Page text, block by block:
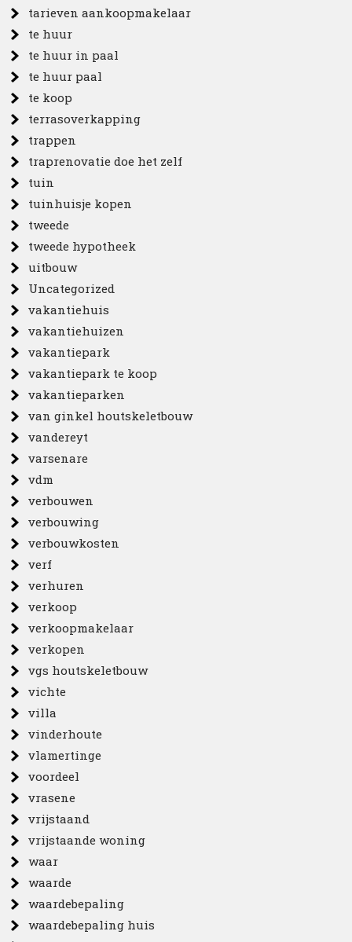
tarieven aankoopmakelaar
te huur
te huur in paal
te huur paal
te koop
terrasoverkapping
trappen
traprenovatie doe het zelf
tuin
tuinhuisje kopen
tweede
tweede hypotheek
uitbouw
Uncategorized
vakantiehuis
vakantiehuizen
vakantiepark
vakantiepark te koop
vakantieparken
van ginkel houtskeletbouw
vandereyt
varsenare
vdm
verbouwen
verbouwing
verbouwkosten
verf
verhuren
verkoop
verkoopmakelaar
verkopen
vgs houtskeletbouw
vichte
villa
vinderhoute
vlamertinge
voordeel
vrasene
vrijstaand
vrijstaande woning
waar
waarde
waardebepaling
waardebepaling huis